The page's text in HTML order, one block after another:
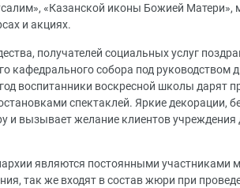
«Казанской иконы Божией
и акциях.
получателей социальных услуг
кафедрального собора под руководством
воспитанники воскресной школы дарят
спектаклей. Яркие декорации,
и вызывает желание клиентов учреждения
являются постоянными участниками
так же входят в состав жюри при